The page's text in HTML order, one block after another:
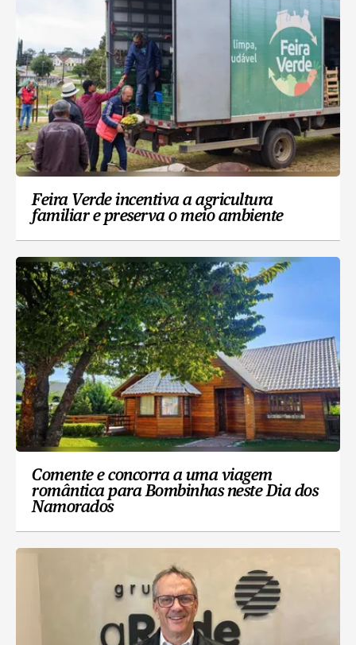
Feira Verde incentiva a agricultura
familiar e preserva o meio ambiente
Comente e concorra a uma viagem
romântica para Bombinhas neste Dia dos
Namorados